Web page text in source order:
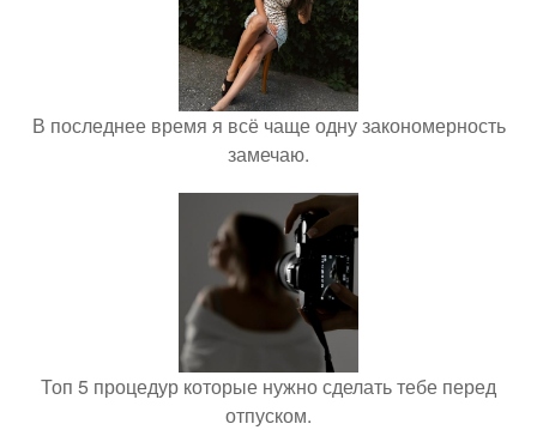
В последнее время я всё чаще одну закономерность
замечаю.
Топ 5 процедур которые нужно сделать тебе перед
отпуском.